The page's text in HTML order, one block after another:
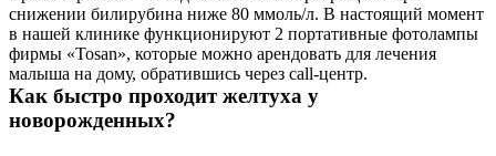
снижении билирубина ниже 80 ммоль/л. В настоящий момент
в нашей клинике функционируют 2 портативные фотолампы
фирмы «Tosan», которые можно арендовать для лечения
малыша на дому, обратившись через call-центр.
Как быстро проходит желтуха у
новорожденных?